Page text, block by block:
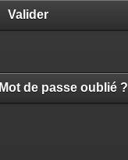
Valider
Mot de passe oublié ?